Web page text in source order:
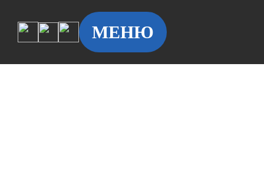
МЕНЮ